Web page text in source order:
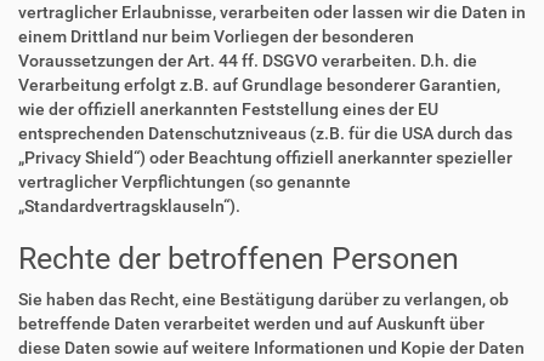
vertraglicher Erlaubnisse, verarbeiten oder lassen wir die Daten in
einem Drittland nur beim Vorliegen der besonderen
Voraussetzungen der Art. 44 ff. DSGVO verarbeiten. D.h. die
Verarbeitung erfolgt z.B. auf Grundlage besonderer Garantien,
wie der offiziell anerkannten Feststellung eines der EU
entsprechenden Datenschutzniveaus (z.B. für die USA durch das
„Privacy Shield“) oder Beachtung offiziell anerkannter spezieller
vertraglicher Verpflichtungen (so genannte
„Standardvertragsklauseln“).
Rechte der betroffenen Personen
Sie haben das Recht, eine Bestätigung darüber zu verlangen, ob
betreffende Daten verarbeitet werden und auf Auskunft über
diese Daten sowie auf weitere Informationen und Kopie der Daten